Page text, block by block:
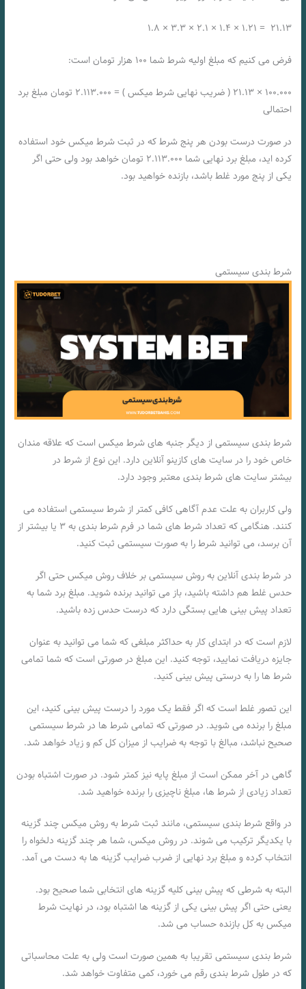
۲۱.۱۳ = ۱.۲۱ × ۱.۴ × ۲.۱ × ۳.۳ × ۱.۸
فرض می کنیم که مبلغ اولیه شرط شما ۱۰۰ هزار تومان است:
۱۰۰.۰۰۰ × ۲۱.۱۳ ( ضریب نهایی شرط میکس ) = ۲.۱۱۳.۰۰۰ تومان مبلغ برد
احتمالی
در صورت درست بودن هر پنج شرط که در ثبت شرط میکس خود استفاده
کرده اید، مبلغ برد نهایی شما ۲.۱۱۳.۰۰۰ تومان خواهد بود ولی حتی اگر
یکی از پنج مورد غلط باشد، بازنده خواهید بود.
شرط بندی سیستمی
شرط بندی سیستمی از دیگر جنبه های شرط میکس است که علاقه مندان
خاص خود را در سایت های کازینو آنلاین دارد. این نوع از شرط در
بیشتر سایت های شرط بندی معتبر وجود دارد.
ولی کاربران به علت عدم آگاهی کافی کمتر از شرط سیستمی استفاده می
کنند. هنگامی که تعداد شرط های شما در فرم شرط بندی به ۳ یا بیشتر از
آن برسد، می توانید شرط را به صورت سیستمی ثبت کنید.
در شرط بندی آنلاین به روش سیستمی بر خلاف روش میکس حتی اگر
حدس غلط هم داشته باشید، باز می توانید برنده شوید. مبلغ برد شما به
تعداد پیش بینی هایی بستگی دارد که درست حدس زده باشید.
لازم است که در ابتدای کار به حداکثر مبلغی که شما می توانید به عنوان
جایزه دریافت نمایید، توجه کنید. این مبلغ در صورتی است که شما تمامی
شرط ها را به درستی پیش بینی کنید.
این تصور غلط است که اگر فقط یک مورد را درست پیش بینی کنید، این
مبلغ را برنده می شوید. در صورتی که تمامی شرط ها در شرط سیستمی
صحیح نباشد، مبالغ با توجه به ضرایب از میزان کل کم و زیاد خواهد شد.
گاهی در آخر ممکن است از مبلغ پایه نیز کمتر شود. در صورت اشتباه بودن
تعداد زیادی از شرط ها، مبلغ ناچیزی را برنده خواهید شد.
در واقع شرط بندی سیستمی، مانند ثبت شرط به روش میکس چند گزینه
با یکدیگر ترکیب می شوند. در روش میکس، شما هر چند گزینه دلخواه را
انتخاب کرده و مبلغ برد نهایی از ضرب ضرایب گزینه ها به دست می آمد.
البته به شرطی که پیش بینی کلیه گزینه های انتخابی شما صحیح بود.
یعنی حتی اگر پیش بینی یکی از گزینه ها اشتباه بود، در نهایت شرط
میکس به کل بازنده حساب می شد.
شرط بندی سیستمی تقریبا به همین صورت است ولی به علت محاسباتی
که در طول شرط بندی رقم می خورد، کمی متفاوت خواهد شد.